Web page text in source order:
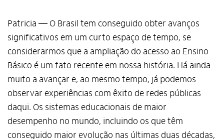
Patricia — O Brasil tem conseguido obter avanços
significativos em um curto espaço de tempo, se
considerarmos que a ampliação do acesso ao Ensino
Básico é um fato recente em nossa história. Há ainda
muito a avançar e, ao mesmo tempo, já podemos
observar experiências com êxito de redes públicas
daqui. Os sistemas educacionais de maior
desempenho no mundo, incluindo os que têm
conseguido maior evolução nas últimas duas décadas,